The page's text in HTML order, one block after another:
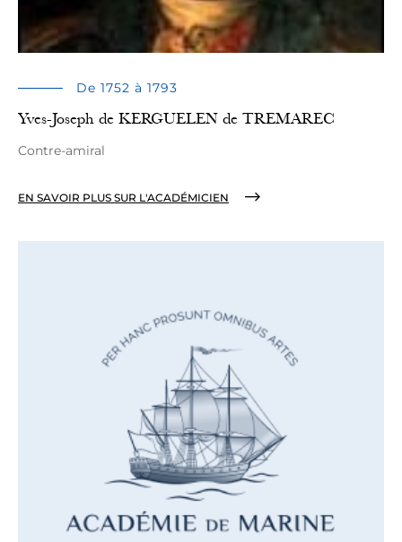
De 1752 à 1793
Yves-Joseph de KERGUELEN de TREMAREC
Contre-amiral
EN SAVOIR PLUS SUR L'ACADÉMICIEN